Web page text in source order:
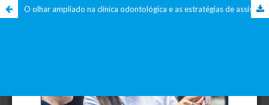
O olhar ampliado na clínica odontológica e as estratégias de assistência humanizada: um relato de experiência